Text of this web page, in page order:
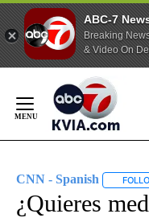
ABC-7
Breaking
& Video On
Content
CNN - Spanish
¿Quieres